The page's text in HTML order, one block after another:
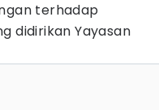
terhadap
didirikan Yayasan